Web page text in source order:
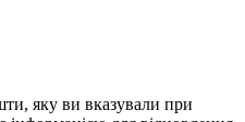
яку ви вказували при